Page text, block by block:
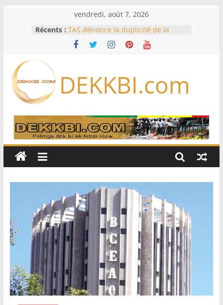
vendredi, août 7, 2026
Récents : TAS dénonce la duplicité de la
majorité parlementaire
RD Congo: Kinshasa interdit les
production
Assemblée nationale / Session
Dette, FMI, notation: les dessous de
l’effondrement des IDE au
Sénégal…comment le Sénégal est
passé de 3 milliards à 37 millions
61e Grand Prix du chef de l’Etat : Ce
DEKKBI.com